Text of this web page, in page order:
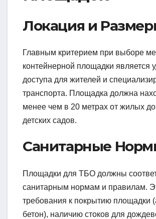
Локация и
Главным критерием при выборе
контейнерной площадки является
доступа для жителей и
транспорта. Площадка должна
менее чем в 20 метрах от жилых
детских садов.
Санитарные
Площадки для ТБО должны
санитарным нормам и правилам.
требования к покрытию площадки
бетон), наличию стоков для